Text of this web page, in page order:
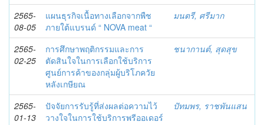
2565-
08-05
แผนธุรกิจเนื้อทางเลือกจากพืช
ภายใต้แบรนด์ “ NOVA meat “
มนตรี, ศรีมาก
2565-
02-25
การศึกษาพฤติกรรมและการ
ตัดสินใจในการเลือกใช้บริการ
ศูนย์การค้าของกลุ่มผู้บริโภควัย
หลังเกษียณ
ชนากานต์, สุดสุข
2565-
01-13
ปัจจัยการรับรู้ที่ส่งผลต่อความไว้
วางใจในการใช้บริการพรีออเดอร์
ปัทมพร, ราชพันแสน